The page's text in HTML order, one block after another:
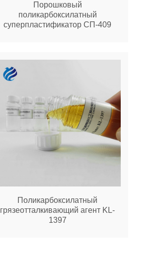
Порошковый
поликарбоксилатный
суперпластификатор СП-409
Поликарбоксилатный
грязеотталкивающий агент KL-
1397